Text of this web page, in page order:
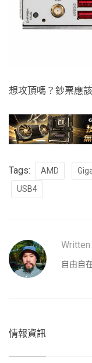
想攻頂嗎？鈔票應
Tags: AMD
USB4
Written
自由自
情報資訊